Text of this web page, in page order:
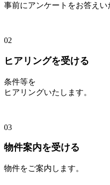
事前にアンケートをお答えい
02
ヒアリングを受ける
条件等を
ヒアリングいたします。
03
物件案内を受ける
物件をご案内します。